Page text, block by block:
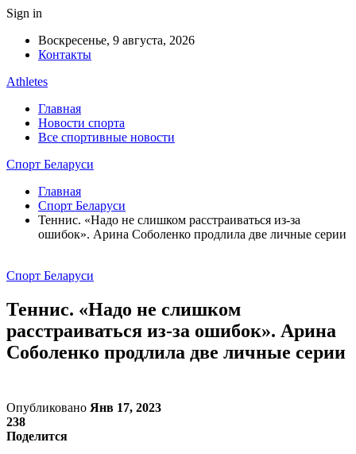
Sign in
Воскресенье, 9 августа, 2026
Контакты
Athletes
Главная
Новости спорта
Все спортивные новости
Спорт Беларуси
Главная
Спорт Беларуси
Теннис. «Надо не слишком расстраиваться из-за
ошибок». Арина Соболенко продлила две личные серии
Спорт Беларуси
Теннис. «Надо не слишком
расстраиваться из-за ошибок». Арина
Соболенко продлила две личные серии
Опубликовано Янв 17, 2023
238
Поделится